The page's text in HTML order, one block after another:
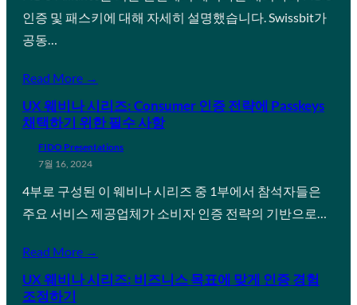
인증 및 패스키에 대해 자세히 설명했습니다. Swissbit가
공동…
Read More →
UX 웨비나 시리즈: Consumer 인증 전략에 Passkeys
채택하기 위한 필수 사항
FIDO Presentations
7월 16, 2024
4부로 구성된 이 웨비나 시리즈 중 1부에서 참석자들은
주요 서비스 제공업체가 소비자 인증 전략의 기반으로…
Read More →
UX 웨비나 시리즈: 비즈니스 목표에 맞게 인증 경험
조정하기